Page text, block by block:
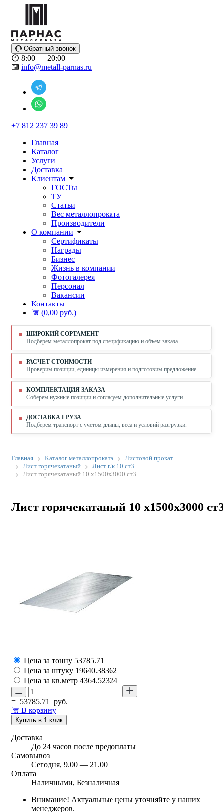
Обратный звонок
8:00 — 20:00
info@metall-parnas.ru
+7 812 237 39 89
Главная
Каталог
Услуги
Доставка
Клиентам
ГОСТы
ТУ
Статьи
Вес металлопроката
Производители
О компании
Сертификаты
Награды
Бизнес
Жизнь в компании
Фотогалерея
Персонал
Вакансии
Контакты
(0,00 руб.)
ШИРОКИЙ СОРТАМЕНТ
Подберем металлопрокат под спецификацию и объем заказа.
РАСЧЕТ СТОИМОСТИ
Проверим позиции, единицы измерения и подготовим предложение.
КОМПЛЕКТАЦИЯ ЗАКАЗА
Соберем нужные позиции и согласуем дополнительные услуги.
ДОСТАВКА ГРУЗА
Подберем транспорт с учетом длины, веса и условий разгрузки.
Главная Каталог металлопроката
Листовой прокат
Лист горячекатаный
Лист г/к 10 ст3
Лист горячекатаный 10 х1500х3000 ст3
Лист горячекатаный 10 х1500х3000
Цена за тонну 53785.71
Цена за штуку 19640.38362
Цена за кв.метр 4364.52324
= 53785.71
руб.
В корзину
Купить в 1 клик
Доставка
До 24 часов после предоплаты
Самовывоз
Сегодня, 9.00 — 21.00
Оплата
Наличными, Безналичная
Внимание! Актуальные цены уточняйте у наших
менеджеров.